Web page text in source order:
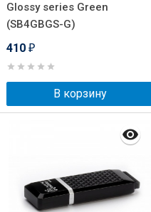
Glossy series Green
(SB4GBGS-G)
410 ₽
В корзину